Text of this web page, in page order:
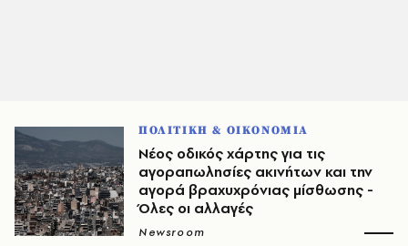
ΠΟΛΙΤΙΚΗ & ΟΙΚΟΝΟΜΙΑ
Νέος οδικός χάρτης για τις
αγοραπωλησίες ακινήτων και την
αγορά βραχυχρόνιας μίσθωσης -
Όλες οι αλλαγές
Newsroom